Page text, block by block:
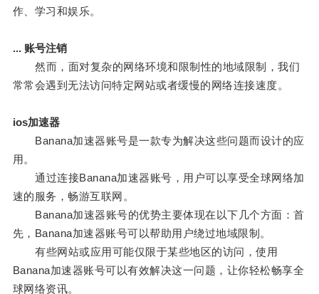
作、学习和娱乐。
... 账号注销
然而，面对复杂的网络环境和限制性的地域限制，我们
常常会遇到无法访问特定网站或者缓慢的网络连接速度。
ios加速器
Banana加速器账号是一款专为解决这些问题而设计的应
用。
通过连接Banana加速器账号，用户可以享受全球网络加
速的服务，畅游互联网。
Banana加速器账号的优势主要体现在以下几个方面：首
先，Banana加速器账号可以帮助用户绕过地域限制。
有些网站或应用可能仅限于某些地区的访问，使用
Banana加速器账号可以有效解决这一问题，让你轻松畅享全
球网络资讯。